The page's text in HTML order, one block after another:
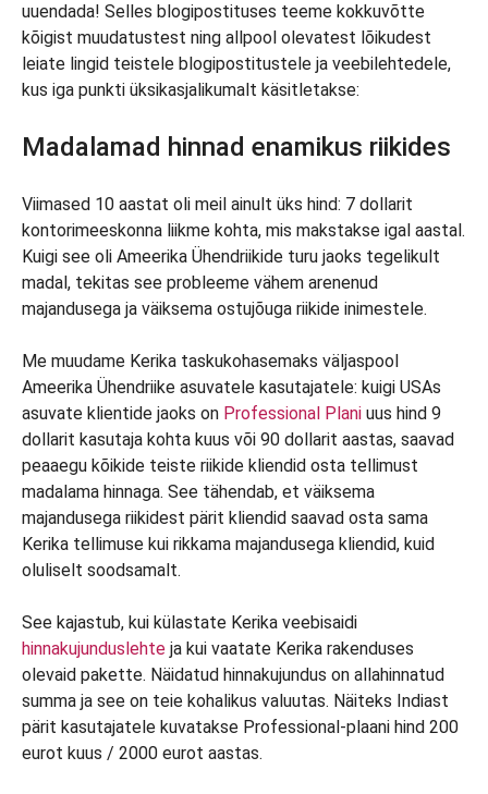
uuendada! Selles blogipostituses teeme kokkuvõtte
kõigist muudatustest ning allpool olevatest lõikudest
leiate lingid teistele blogipostitustele ja veebilehtedele,
kus iga punkti üksikasjalikumalt käsitletakse:
Madalamad hinnad enamikus riikides
Viimased 10 aastat oli meil ainult üks hind: 7 dollarit
kontorimeeskonna liikme kohta, mis makstakse igal aastal.
Kuigi see oli Ameerika Ühendriikide turu jaoks tegelikult
madal, tekitas see probleeme vähem arenenud
majandusega ja väiksema ostujõuga riikide inimestele.
Me muudame Kerika taskukohasemaks väljaspool
Ameerika Ühendriike asuvatele kasutajatele: kuigi USAs
asuvate klientide jaoks on Professional Plani uus hind 9
dollarit kasutaja kohta kuus või 90 dollarit aastas, saavad
peaaegu kõikide teiste riikide kliendid osta tellimust
madalama hinnaga. See tähendab, et väiksema
majandusega riikidest pärit kliendid saavad osta sama
Kerika tellimuse kui rikkama majandusega kliendid, kuid
oluliselt soodsamalt.
See kajastub, kui külastate Kerika veebisaidi
hinnakujunduslehte ja kui vaatate Kerika rakenduses
olevaid pakette. Näidatud hinnakujundus on allahinnatud
summa ja see on teie kohalikus valuutas. Näiteks Indiast
pärit kasutajatele kuvatakse Professional-plaani hind 200
eurot kuus / 2000 eurot aastas.